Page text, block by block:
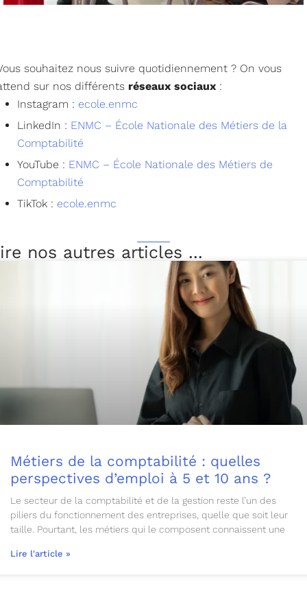
souhaitez nous suivre quotidiennement ? On vous
sur nos différents réseaux sociaux :
Instagram : ecole.enmc
LinkedIn : ENMC – École Nationale des Métiers de la
Comptabilité
YouTube : ENMC – École Nationale des Métiers de
Comptabilité
TikTok : ecole.enmc
nos autres articles ...
Métiers de la comptabilité : quelles
perspectives d’emploi à 5 et 10 ans ?
Le secteur de la comptabilité et de la gestion reste l’un des
piliers du fonctionnement des entreprises, quelle que soit leur
taille. Pourtant, les métiers qui le composent connaissent une
Lire l'article »